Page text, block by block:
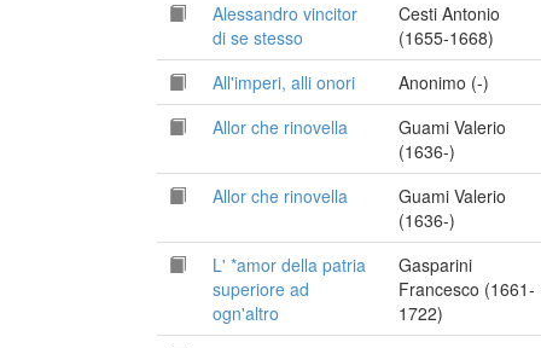
Alessandro vincitor
di se stesso
Cesti Antonio
(1655-1668)
All'imperi, alli onori
Anonimo (-)
Allor che rinovella
Guami Valerio
(1636-)
Allor che rinovella
Guami Valerio
(1636-)
L' *amor della patria
superiore ad
ogn'altro
Gasparini
Francesco (1661-
1722)